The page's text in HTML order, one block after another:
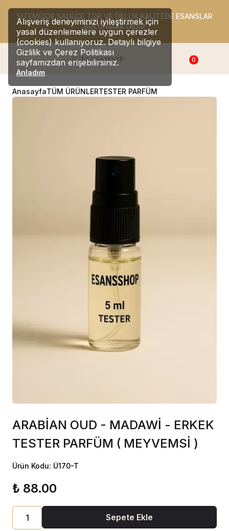
Alışveriş deneyiminizi iyileştirmek için
yasal düzenlemelere uygun çerezler
(cookies) kullanıyoruz. Detaylı bilgiye
Gizlilik ve Çerez Politikası
sayfamızdan erişebilirsiniz.
Anladım
SİTEMİZDE SADECE TOP VE DELUX KALİTEDE ESANSLAR
BULUNMAKTADIR
0
AnasayfaTÜM ÜRÜNLERTESTER PARFÜM
ARABİAN OUD - MADAWİ - ERKEK
TESTER PARFÜM ( MEYVEMSİ )
Ürün Kodu: Ü170-T
₺ 88.00
Sepete Ekle